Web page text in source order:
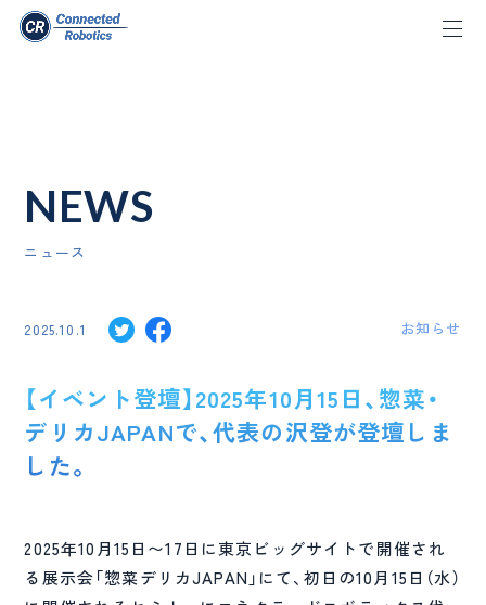
ニュース
NEWS
【イベント登壇】2025年10月15日、惣菜・
デリカJAPANで、代表の沢登が登壇しま
した。
2025.10.1 お知らせ
2025年10月15日〜17日に東京ビッグサイトで開催され
る展示会「惣菜デリカJAPAN」にて、初日の10月15日（水）